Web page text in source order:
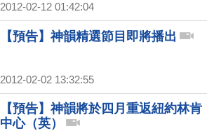
2012-02-12 01:42:04
【預告】神韻精選節目即將播出
2012-02-02 13:32:55
【預告】神韻將於四月重返紐約林肯
中心（英）